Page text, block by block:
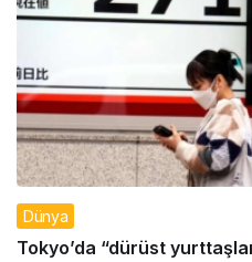
Dünya
Tokyo’da “dürüst